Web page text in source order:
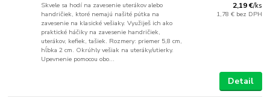
Skvele sa hodí na zavesenie uterákov alebo
handričiek, ktoré nemajú našité pútka na
zavesenie na klasické vešiaky. Využiješ ich ako
praktické háčiky na zavesenie handričiek,
uterákov, kefiek, tašiek. Rozmery: priemer 5,8 cm,
hĺbka 2 cm. Okrúhly vešiak na uteráky/utierky.
Upevnenie pomocou obo...
2,19 €/ks
1,78 € bez DPH
Detail